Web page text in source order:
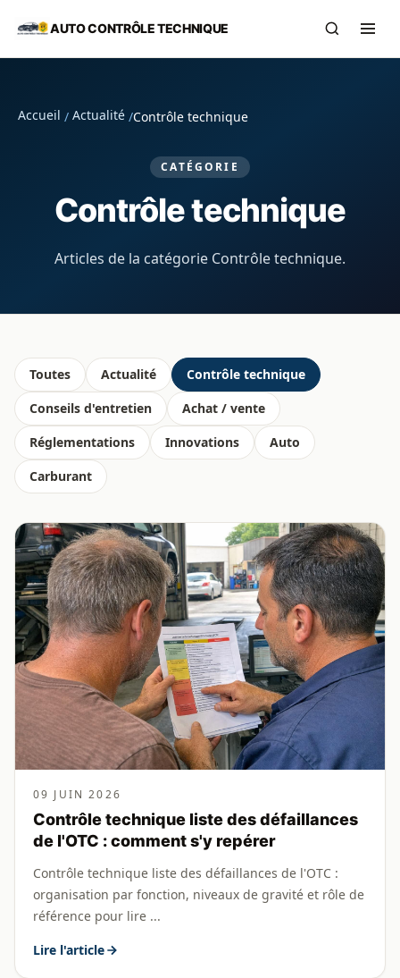
Aller au contenu principal
AUTO CONTRÔLE TECHNIQUE
Accueil / Actualité /Contrôle technique
CATÉGORIE
Contrôle technique
Articles de la catégorie Contrôle technique.
Toutes Actualité
Contrôle technique
Conseils d'entretien
Achat / vente
Réglementations
Innovations
Auto
Carburant
09 JUIN 2026
Contrôle technique liste des défaillances
de l'OTC : comment s'y repérer
Contrôle technique liste des défaillances de l'OTC :
organisation par fonction, niveaux de gravité et rôle de
référence pour lire ...
Lire l'article